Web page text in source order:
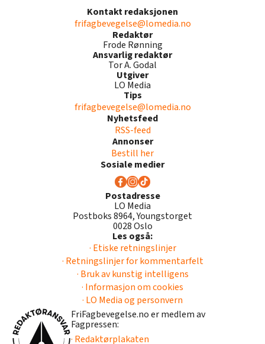
Kontakt redaksjonen
frifagbevegelse@lomedia.no
Redaktør
Frode Rønning
Ansvarlig redaktør
Tor A. Godal
Utgiver
LO Media
Tips
frifagbevegelse@lomedia.no
Nyhetsfeed
RSS-feed
Annonser
Bestill her
Sosiale medier
Postadresse
LO Media
Postboks 8964, Youngstorget
0028 Oslo
Les også:
· Etiske retningslinjer
· Retningslinjer for kommentarfelt
· Bruk av kunstig intelligens
· Informasjon om cookies
· LO Media og personvern
FriFagbevegelse.no er medlem av
Fagpressen:
· Redaktørplakaten